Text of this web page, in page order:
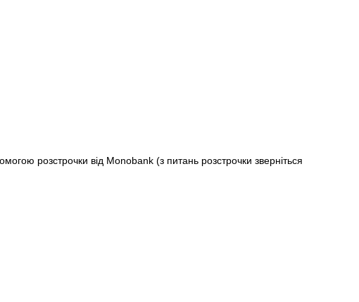
розстрочки від Monobank (з питань розстрочки зверніться